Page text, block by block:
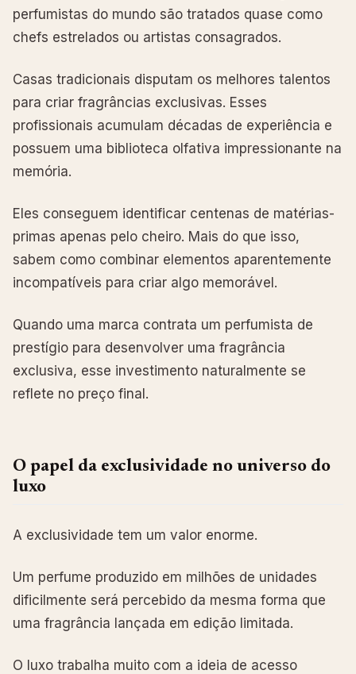
perfumistas do mundo são tratados quase como
chefs estrelados ou artistas consagrados.
Casas tradicionais disputam os melhores talentos
para criar fragrâncias exclusivas. Esses
profissionais acumulam décadas de experiência e
possuem uma biblioteca olfativa impressionante na
memória.
Eles conseguem identificar centenas de matérias-
primas apenas pelo cheiro. Mais do que isso,
sabem como combinar elementos aparentemente
incompatíveis para criar algo memorável.
Quando uma marca contrata um perfumista de
prestígio para desenvolver uma fragrância
exclusiva, esse investimento naturalmente se
reflete no preço final.
O papel da exclusividade no universo do
luxo
A exclusividade tem um valor enorme.
Um perfume produzido em milhões de unidades
dificilmente será percebido da mesma forma que
uma fragrância lançada em edição limitada.
O luxo trabalha muito com a ideia de acesso